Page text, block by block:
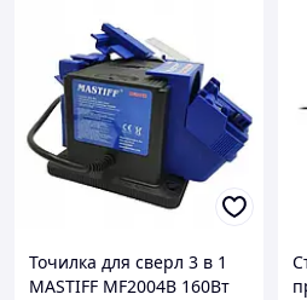
Точилка для сверл 3 в 1
MASTIFF MF2004B 160Вт